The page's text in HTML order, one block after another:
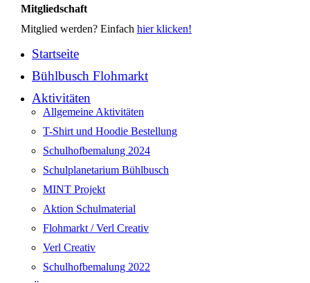
Mitgliedschaft
Mitglied werden? Einfach hier klicken!
Startseite
Bühlbusch Flohmarkt
Aktivitäten
Allgemeine Aktivitäten
T-Shirt und Hoodie Bestellung
Schulhofbemalung 2024
Schulplanetarium Bühlbusch
MINT Projekt
Aktion Schulmaterial
Flohmarkt / Verl Creativ
Verl Creativ
Schulhofbemalung 2022